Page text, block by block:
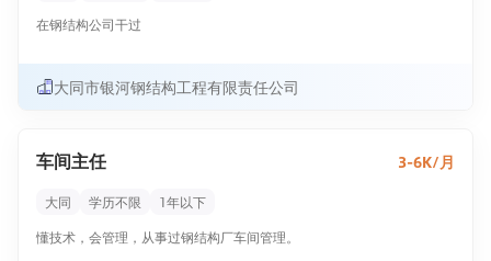
八、经常自检，并做好各项内业资料和记录。
在钢结构公司干过
大同市银河钢结构工程有限责任公司
车间主任 3-6K/月
大同 学历不限
1年以下
懂技术，会管理，从事过钢结构厂车间管理。